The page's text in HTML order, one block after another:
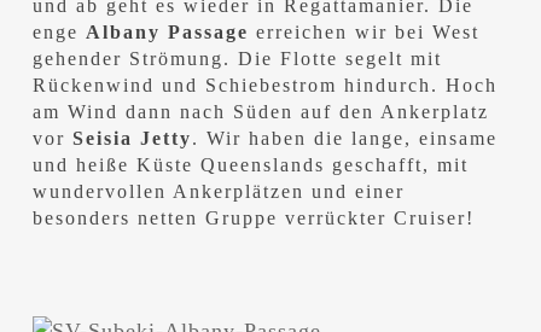
und ab geht es wieder in Regattamanier. Die
enge Albany Passage erreichen wir bei West
gehender Strömung. Die Flotte segelt mit
Rückenwind und Schiebestrom hindurch. Hoch
am Wind dann nach Süden auf den Ankerplatz
vor Seisia Jetty. Wir haben die lange, einsame
und heiße Küste Queenslands geschafft, mit
wundervollen Ankerplätzen und einer
besonders netten Gruppe verrückter Cruiser!